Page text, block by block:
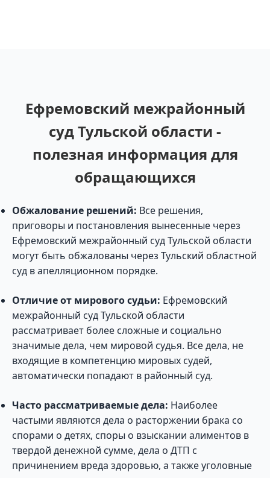
Ефремовский межрайонный
суд Тульской области -
полезная информация для
обращающихся
Обжалование решений: Все решения,
приговоры и постановления вынесенные через
Ефремовский межрайонный суд Тульской области
могут быть обжалованы через Тульский областной
суд в апелляционном порядке.
Отличие от мирового судьи: Ефремовский
межрайонный суд Тульской области
рассматривает более сложные и социально
значимые дела, чем мировой судья. Все дела, не
входящие в компетенцию мировых судей,
автоматически попадают в районный суд.
Часто рассматриваемые дела: Наиболее
частыми являются дела о расторжении брака со
спорами о детях, споры о взыскании алиментов в
твердой денежной сумме, дела о ДТП с
причинением вреда здоровью, а также уголовные